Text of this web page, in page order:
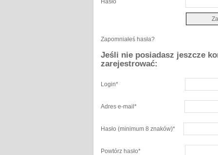
Hasło
Zapomniałeś hasła?
Jeśli nie posiadasz jeszcze
zarejestrować:
Login*
Adres e-mail *
Hasło (minimum 8 znaków)*
Powtórz hasło*